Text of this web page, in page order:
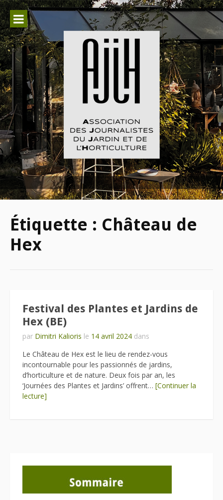
Aller
au
contenu
Association des Journalistes du
Jardin et de l'Horticulture
Étiquette : Château de
Hex
Festival des Plantes et Jardins de
Hex (BE)
par Dimitri Kalioris le 14 avril 2024 dans
Le Château de Hex est le lieu de rendez-vous
incontournable pour les passionnés de jardins,
d’horticulture et de nature. Deux fois par an, les
‘Journées des Plantes et Jardins’ offrent… [Continuer la
lecture]